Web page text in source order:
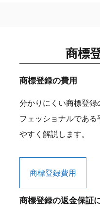
商標
商標登録の費用
分かりにくい商標登録
フェッショナルである
やすく解説します。
商標登録費用
商標登録の返金保証